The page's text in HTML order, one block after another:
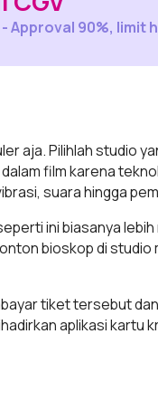
90%, limit
aja. Pilihlah studio
film karena
suara hingga
ini biasanya
bioskop di studio
tiket tersebut dan
aplikasi kartu